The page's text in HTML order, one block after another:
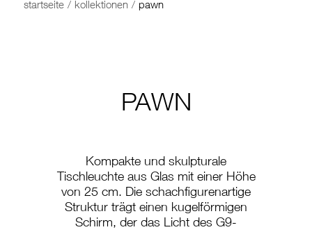
startseite / kollektionen / pawn
PAWN
Kompakte und skulpturale
Tischleuchte aus Glas mit einer Höhe
von 25 cm. Die schachfigurenartige
Struktur trägt einen kugelförmigen
Schirm, der das Licht des G9-